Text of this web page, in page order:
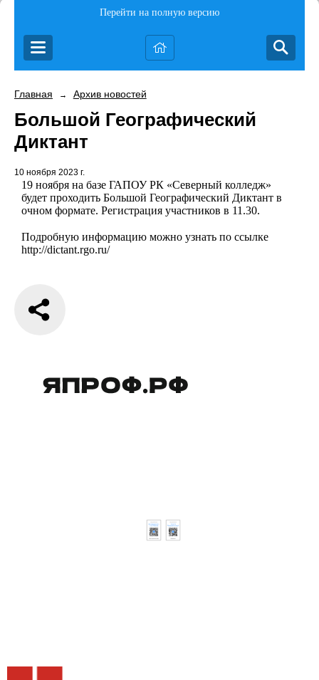
Перейти на полную версию
Главная → Архив новостей
Большой Географический
Диктант
10 ноября 2023 г.
19 ноября на базе ГАПОУ РК «Северный колледж»
будет проходить Большой Географический Диктант в
очном формате. Регистрация участников в 11.30.
Подробную информацию можно узнать по ссылке
http://dictant.rgo.ru/